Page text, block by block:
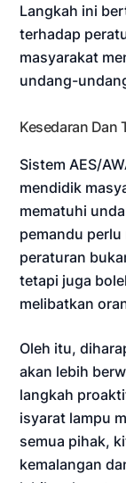
Langkah ini
terhadap
masyarakat
undang-
Kesedaran Dan
Sistem AES/
mendidik
mematuhi
pemandu
peraturan
tetapi juga
melibatkan
Oleh itu,
akan lebih
langkah
isyarat lampu
semua pihak,
kemalangan